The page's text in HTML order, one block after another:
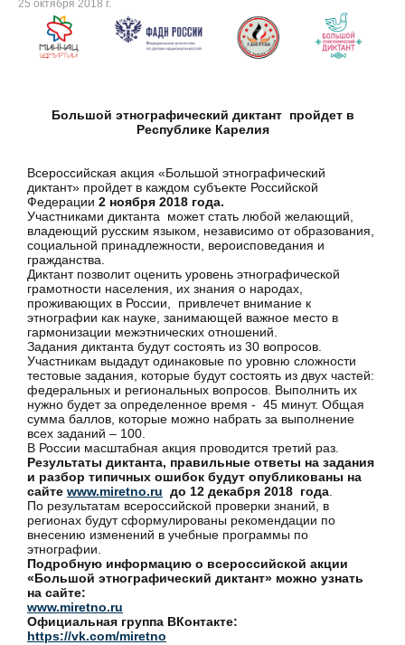
25 октября 2018 г.
Большой этнографический диктант пройдет в
Республике Карелия
Всероссийская акция «Большой этнографический
диктант» пройдет в каждом субъекте Российской
Федерации 2 ноября 2018 года.
Участниками диктанта может стать любой желающий,
владеющий русским языком, независимо от образования,
социальной принадлежности, вероисповедания и
гражданства.
Диктант позволит оценить уровень этнографической
грамотности населения, их знания о народах,
проживающих в России, привлечет внимание к
этнографии как науке, занимающей важное место в
гармонизации межэтнических отношений.
Задания диктанта будут состоять из 30 вопросов.
Участникам выдадут одинаковые по уровню сложности
тестовые задания, которые будут состоять из двух частей:
федеральных и региональных вопросов. Выполнить их
нужно будет за определенное время - 45 минут. Общая
сумма баллов, которые можно набрать за выполнение
всех заданий – 100.
В России масштабная акция проводится третий раз.
Результаты диктанта, правильные ответы на задания
и разбор типичных ошибок будут опубликованы на
сайте www.miretno.ru до 12 декабря 2018 года.
По результатам всероссийской проверки знаний, в
регионах будут сформулированы рекомендации по
внесению изменений в учебные программы по
этнографии.
Подробную информацию о всероссийской акции
«Большой этнографический диктант» можно узнать
на сайте:
www.miretno.ru
Официальная группа ВКонтакте:
https://vk.com/miretno